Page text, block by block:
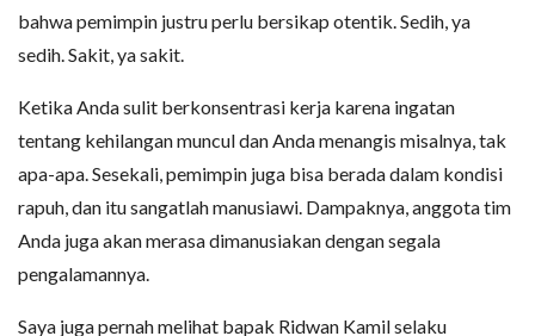
bahwa pemimpin justru perlu bersikap otentik. Sedih, ya
sedih. Sakit, ya sakit.
Ketika Anda sulit berkonsentrasi kerja karena ingatan
tentang kehilangan muncul dan Anda menangis misalnya, tak
apa-apa. Sesekali, pemimpin juga bisa berada dalam kondisi
rapuh, dan itu sangatlah manusiawi. Dampaknya, anggota tim
Anda juga akan merasa dimanusiakan dengan segala
pengalamannya.
Saya juga pernah melihat bapak Ridwan Kamil selaku